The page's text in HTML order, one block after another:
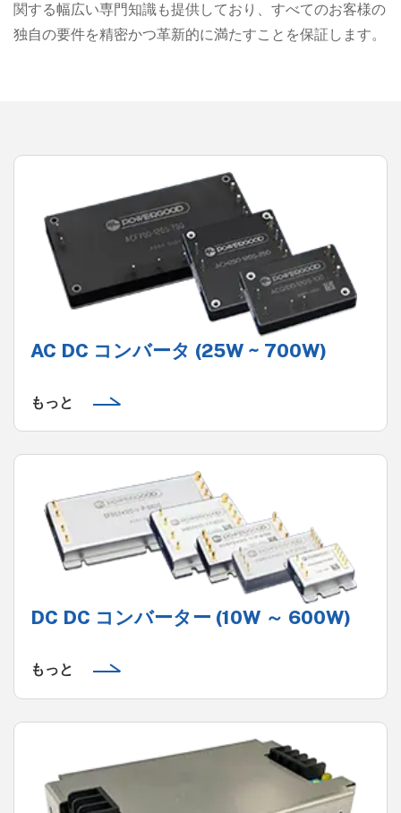
関する幅広い専門知識も提供しており、すべてのお客様の
独自の要件を精密かつ革新的に満たすことを保証します。
AC DC コンバータ (25W ~ 700W)
もっと
DC DC コンバーター (10W ～ 600W)
もっと